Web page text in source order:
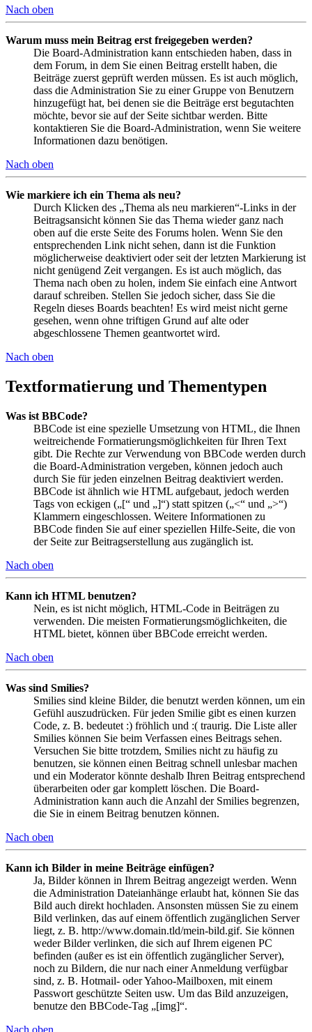
Nach oben
Warum muss mein Beitrag erst freigegeben werden?
Die Board-Administration kann entschieden haben, dass in
dem Forum, in dem Sie einen Beitrag erstellt haben, die
Beiträge zuerst geprüft werden müssen. Es ist auch möglich,
dass die Administration Sie zu einer Gruppe von Benutzern
hinzugefügt hat, bei denen sie die Beiträge erst begutachten
möchte, bevor sie auf der Seite sichtbar werden. Bitte
kontaktieren Sie die Board-Administration, wenn Sie weitere
Informationen dazu benötigen.
Nach oben
Wie markiere ich ein Thema als neu?
Durch Klicken des „Thema als neu markieren“-Links in der
Beitragsansicht können Sie das Thema wieder ganz nach
oben auf die erste Seite des Forums holen. Wenn Sie den
entsprechenden Link nicht sehen, dann ist die Funktion
möglicherweise deaktiviert oder seit der letzten Markierung ist
nicht genügend Zeit vergangen. Es ist auch möglich, das
Thema nach oben zu holen, indem Sie einfach eine Antwort
darauf schreiben. Stellen Sie jedoch sicher, dass Sie die
Regeln dieses Boards beachten! Es wird meist nicht gerne
gesehen, wenn ohne triftigen Grund auf alte oder
abgeschlossene Themen geantwortet wird.
Nach oben
Textformatierung und Thementypen
Was ist BBCode?
BBCode ist eine spezielle Umsetzung von HTML, die Ihnen
weitreichende Formatierungsmöglichkeiten für Ihren Text
gibt. Die Rechte zur Verwendung von BBCode werden durch
die Board-Administration vergeben, können jedoch auch
durch Sie für jeden einzelnen Beitrag deaktiviert werden.
BBCode ist ähnlich wie HTML aufgebaut, jedoch werden
Tags von eckigen („[“ und „]“) statt spitzen („<“ und „>“)
Klammern eingeschlossen. Weitere Informationen zu
BBCode finden Sie auf einer speziellen Hilfe-Seite, die von
der Seite zur Beitragserstellung aus zugänglich ist.
Nach oben
Kann ich HTML benutzen?
Nein, es ist nicht möglich, HTML-Code in Beiträgen zu
verwenden. Die meisten Formatierungsmöglichkeiten, die
HTML bietet, können über BBCode erreicht werden.
Nach oben
Was sind Smilies?
Smilies sind kleine Bilder, die benutzt werden können, um ein
Gefühl auszudrücken. Für jeden Smilie gibt es einen kurzen
Code, z. B. bedeutet :) fröhlich und :( traurig. Die Liste aller
Smilies können Sie beim Verfassen eines Beitrags sehen.
Versuchen Sie bitte trotzdem, Smilies nicht zu häufig zu
benutzen, sie können einen Beitrag schnell unlesbar machen
und ein Moderator könnte deshalb Ihren Beitrag entsprechend
überarbeiten oder gar komplett löschen. Die Board-
Administration kann auch die Anzahl der Smilies begrenzen,
die Sie in einem Beitrag benutzen können.
Nach oben
Kann ich Bilder in meine Beiträge einfügen?
Ja, Bilder können in Ihrem Beitrag angezeigt werden. Wenn
die Administration Dateianhänge erlaubt hat, können Sie das
Bild auch direkt hochladen. Ansonsten müssen Sie zu einem
Bild verlinken, das auf einem öffentlich zugänglichen Server
liegt, z. B. http://www.domain.tld/mein-bild.gif. Sie können
weder Bilder verlinken, die sich auf Ihrem eigenen PC
befinden (außer es ist ein öffentlich zugänglicher Server),
noch zu Bildern, die nur nach einer Anmeldung verfügbar
sind, z. B. Hotmail- oder Yahoo-Mailboxen, mit einem
Passwort geschützte Seiten usw. Um das Bild anzuzeigen,
benutze den BBCode-Tag „[img]“.
Nach oben